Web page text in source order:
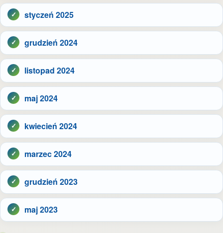
styczeń 2025
grudzień 2024
listopad 2024
maj 2024
kwiecień 2024
marzec 2024
grudzień 2023
maj 2023